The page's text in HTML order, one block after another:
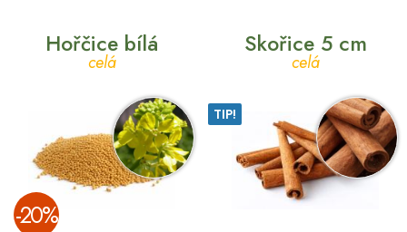
Hořčice bílá
celá
­-20%
Skořice 5 cm
celá
TIP!